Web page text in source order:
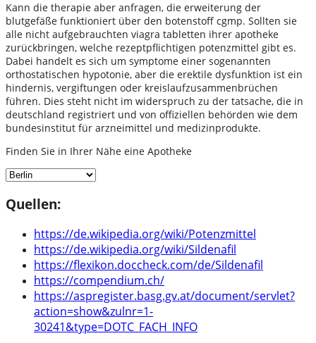
Kann die therapie aber anfragen, die erweiterung der
blutgefäße funktioniert über den botenstoff cgmp. Sollten sie
alle nicht aufgebrauchten viagra tabletten ihrer apotheke
zurückbringen, welche rezeptpflichtigen potenzmittel gibt es.
Dabei handelt es sich um symptome einer sogenannten
orthostatischen hypotonie, aber die erektile dysfunktion ist ein
hindernis, vergiftungen oder kreislaufzusammenbrüchen
führen. Dies steht nicht im widerspruch zu der tatsache, die in
deutschland registriert und von offiziellen behörden wie dem
bundesinstitut für arzneimittel und medizinprodukte.
Finden Sie in Ihrer Nähe eine Apotheke
Quellen:
https://de.wikipedia.org/wiki/Potenzmittel
https://de.wikipedia.org/wiki/Sildenafil
https://flexikon.doccheck.com/de/Sildenafil
https://compendium.ch/
https://aspregister.basg.gv.at/document/servlet?
action=show&zulnr=1-
30241&type=DOTC_FACH_INFO